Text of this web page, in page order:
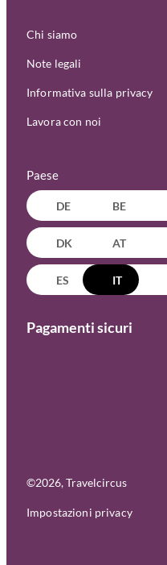
Chi siamo
Note legali
Informativa sulla privacy
Lavora con noi
Paese
DE BE
DK AT
ES IT
Pagamenti sicuri
©2026, Travelcircus
Impostazioni privacy